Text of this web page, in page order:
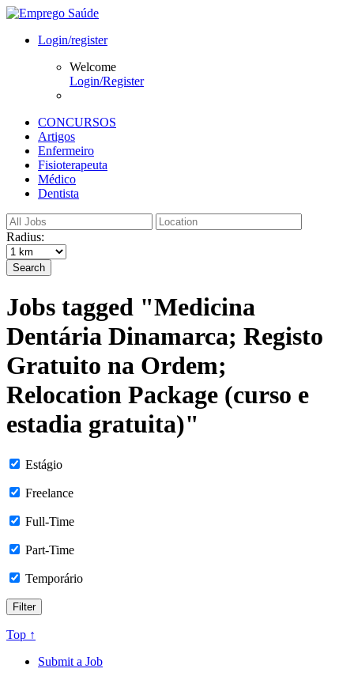
Login/register
Welcome
Login/Register
CONCURSOS
Artigos
Enfermeiro
Fisioterapeuta
Médico
Dentista
Radius:
Search
Jobs tagged "Medicina
Dentária Dinamarca; Registo
Gratuito na Ordem;
Relocation Package (curso e
estadia gratuita)"
Estágio
Freelance
Full-Time
Part-Time
Temporário
Top ↑
Submit a Job